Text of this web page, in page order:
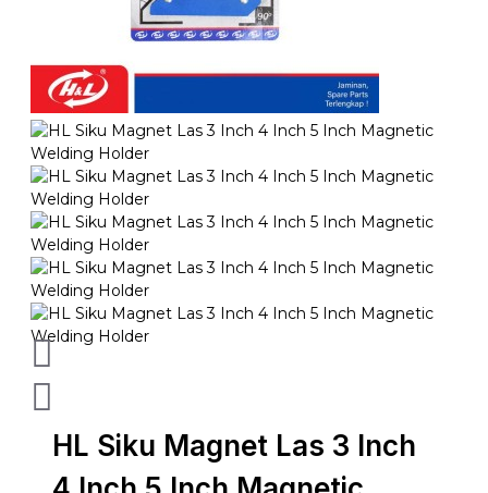
HL Siku Magnet Las 3 Inch